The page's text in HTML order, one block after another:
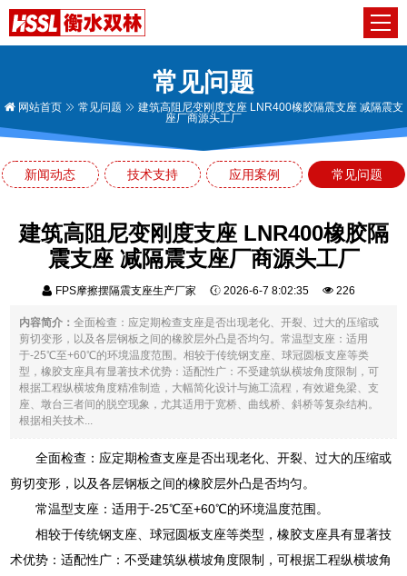
常见问题
网站首页 常见问题
建筑高阻尼变刚度支座 LNR400橡胶隔震支座 减隔震支
座厂商源头工厂
新闻动态 技术支持 应用案例 常见问题
建筑高阻尼变刚度支座 LNR400橡胶隔
震支座 减隔震支座厂商源头工厂
FPS摩擦摆隔震支座生产厂家 2026-6-7 8:02:35 226
内容简介：全面检查：应定期检查支座是否出现老化、开裂、过大的压缩或
剪切变形，以及各层钢板之间的橡胶层外凸是否均匀。常温型支座：适用
于-25℃至+60℃的环境温度范围。相较于传统钢支座、球冠圆板支座等类
型，橡胶支座具有显著技术优势：适配性广：不受建筑纵横坡角度限制，可
根据工程纵横坡角度精准制造，大幅简化设计与施工流程，有效避免梁、支
座、墩台三者间的脱空现象，尤其适用于宽桥、曲线桥、斜桥等复杂结构。
根据相关技术...
全面检查：应定期检查支座是否出现老化、开裂、过大的压缩或
剪切变形，以及各层钢板之间的橡胶层外凸是否均匀。
常温型支座：适用于-25℃至+60℃的环境温度范围。
相较于传统钢支座、球冠圆板支座等类型，橡胶支座具有显著技
术优势：适配性广：不受建筑纵横坡角度限制，可根据工程纵横坡角